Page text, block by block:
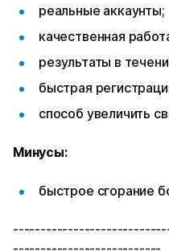
реальные аккаунты;
качественная
результаты в
быстрая
способ увеличить
Минусы:
быстрое сгорание